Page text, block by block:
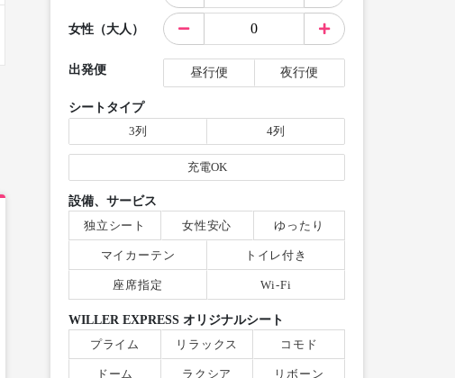
女性（大人）
出発便 昼行便 夜行便
シートタイプ
3列
4列
充電OK
設備、サービス
独立シート
女性安心 ゆったり
マイカーテン トイレ付き
座席指定 Wi-Fi
WILLER EXPRESS オリジナルシート
プライム
リラックス コモド
ドーム ラクシア リボーン